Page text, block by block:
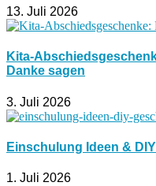
13. Juli 2026
Kita-
Danke sagen
3. Juli 2026
Einschulung Ideen &
1. Juli 2026